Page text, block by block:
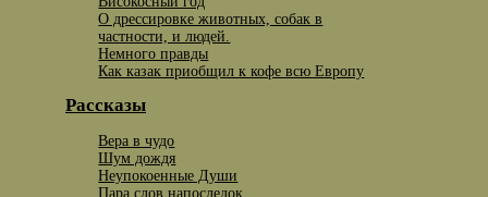
О дрессировке животных, собак в
частности, и людей.
Немного правды
Как казак приобщил к кофе всю Европу
Рассказы
Вера в чудо
Шум дождя
Неупокоенные Души
Пара слов напоследок.